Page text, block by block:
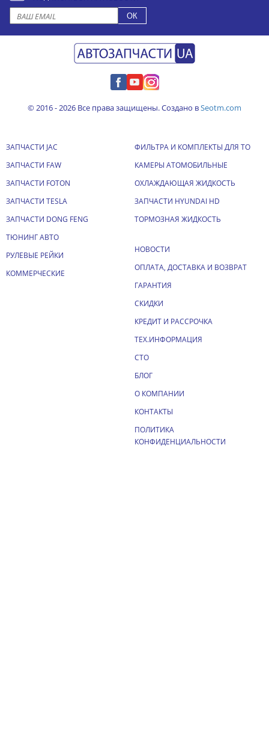
© 2016 - 2026 Все права защищены. Создано вSeotm.com
ЗАПЧАСТИ JAC
ЗАПЧАСТИ FAW
ЗАПЧАСТИ FOTON
ЗАПЧАСТИ TESLA
ЗАПЧАСТИ DONG FENG
ТЮНИНГ АВТО
РУЛЕВЫЕ РЕЙКИ
КОММЕРЧЕСКИЕ
ФИЛЬТРА И КОМПЛЕКТЫ ДЛЯ ТО
КАМЕРЫ АТОМОБИЛЬНЫЕ
ОХЛАЖДАЮЩАЯ ЖИДКОСТЬ
ЗАПЧАСТИ HYUNDAI HD
ТОРМОЗНАЯ ЖИДКОСТЬ
НОВОСТИ
ОПЛАТА, ДОСТАВКА И ВОЗВРАТ
ГАРАНТИЯ
СКИДКИ
КРЕДИТ И РАССРОЧКА
ТЕХ.ИНФОРМАЦИЯ
СТО
БЛОГ
О КОМПАНИИ
КОНТАКТЫ
ПОЛИТИКА
КОНФИДЕНЦИАЛЬНОСТИ